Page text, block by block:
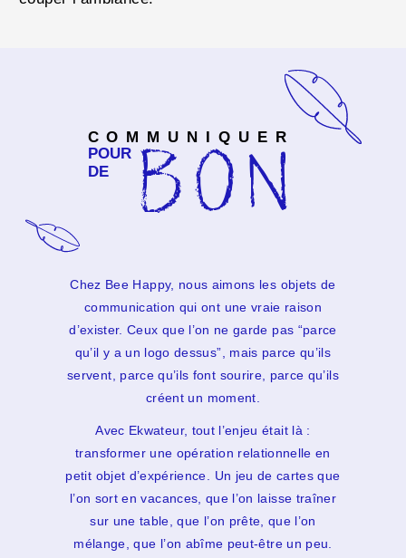
COMMUNIQUER
POUR
DE
BON
Chez Bee Happy, nous aimons les objets de
communication qui ont une vraie raison
d’exister. Ceux que l’on ne garde pas “parce
qu’il y a un logo dessus”, mais parce qu’ils
servent, parce qu’ils font sourire, parce qu’ils
créent un moment.
Avec Ekwateur, tout l’enjeu était là :
transformer une opération relationnelle en
petit objet d’expérience. Un jeu de cartes que
l’on sort en vacances, que l’on laisse traîner
sur une table, que l’on prête, que l’on
mélange, que l’on abîme peut-être un peu.